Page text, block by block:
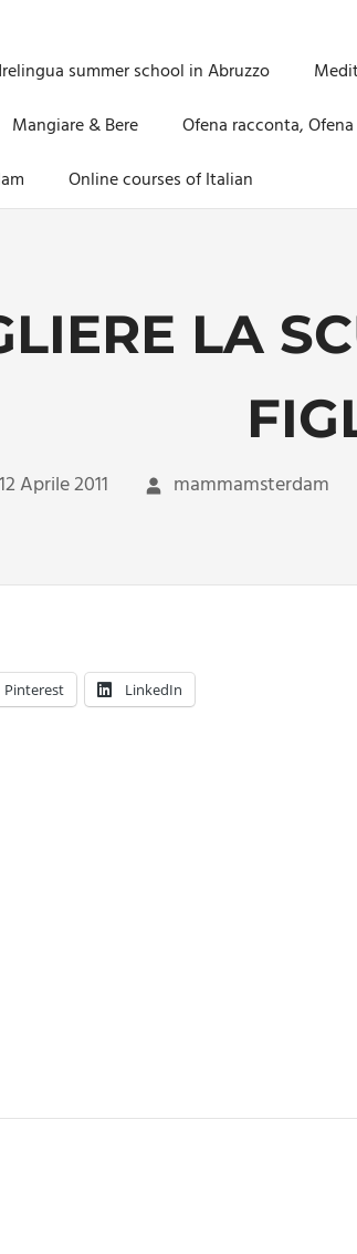
summer school in Abruzzo
Mangiare & Bere Ofena racconta,
Online courses of Italian
LA
12 Aprile 2011 mammamsterdam
Pinterest LinkedIn